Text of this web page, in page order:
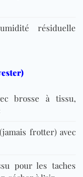
résiduelle
brosse à tissu,
frotter) avec
pour les taches